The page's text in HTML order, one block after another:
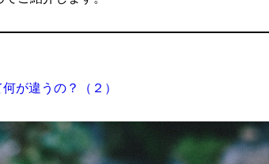
が違うの？（２）